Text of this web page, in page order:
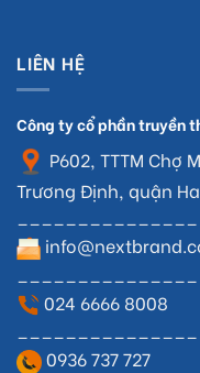
LIÊN HỆ
Công ty cổ phần truyền
P602, TTTM Chợ
Trương Định, quận
_______________
_______________
024 6666 8008
_______________
0936 737 727